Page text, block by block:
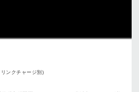
ンクチャージ別)